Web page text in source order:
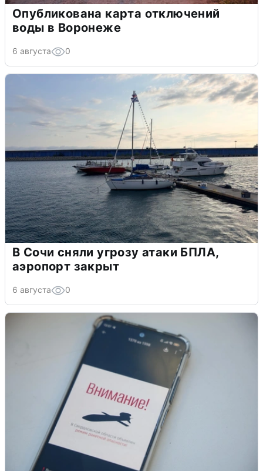
Опубликована карта отключений
воды в Воронеже
6 августа 0
В Сочи сняли угрозу атаки БПЛА,
аэропорт закрыт
6 августа 0